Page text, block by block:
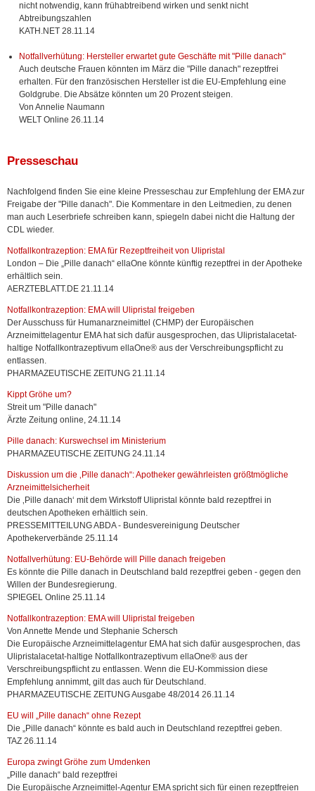
nicht notwendig, kann frühabtreibend wirken und senkt nicht
Abtreibungszahlen
KATH.NET 28.11.14
Notfallverhütung: Hersteller erwartet gute Geschäfte mit "Pille danach"
Auch deutsche Frauen könnten im März die "Pille danach" rezeptfrei
erhalten. Für den französischen Hersteller ist die EU-Empfehlung eine
Goldgrube. Die Absätze könnten um 20 Prozent steigen.
Von Annelie Naumann
WELT Online 26.11.14
Presseschau
Nachfolgend finden Sie eine kleine Presseschau zur Empfehlung der EMA zur
Freigabe der "Pille danach". Die Kommentare in den Leitmedien, zu denen
man auch Leserbriefe schreiben kann, spiegeln dabei nicht die Haltung der
CDL wieder.
Notfallkontrazeption: EMA für Rezeptfreiheit von Ulipristal
London – Die „Pille danach“ ellaOne könnte künftig rezeptfrei in der Apotheke
erhältlich sein.
AERZTEBLATT.DE 21.11.14
Notfallkontrazeption: EMA will Ulipristal freigeben
Der Ausschuss für Humanarzneimittel (CHMP) der Europäischen
Arzneimittelagentur EMA hat sich dafür ausgesprochen, das Ulipristalacetat-
haltige Notfallkontrazeptivum ellaOne® aus der Verschreibungspflicht zu
entlassen.
PHARMAZEUTISCHE ZEITUNG 21.11.14
Kippt Gröhe um?
Streit um "Pille danach"
Ärzte Zeitung online, 24.11.14
Pille danach: Kurswechsel im Ministerium
PHARMAZEUTISCHE ZEITUNG 24.11.14
Diskussion um die ‚Pille danach“: Apotheker gewährleisten größtmögliche
Arzneimittelsicherheit
Die ‚Pille danach‘ mit dem Wirkstoff Ulipristal könnte bald rezeptfrei in
deutschen Apotheken erhältlich sein.
PRESSEMITTEILUNG ABDA - Bundesvereinigung Deutscher
Apothekerverbände 25.11.14
Notfallverhütung: EU-Behörde will Pille danach freigeben
Es könnte die Pille danach in Deutschland bald rezeptfrei geben - gegen den
Willen der Bundesregierung.
SPIEGEL Online 25.11.14
Notfallkontrazeption: EMA will Ulipristal freigeben
Von Annette Mende und Stephanie Schersch
Die Europäische Arzneimittelagentur EMA hat sich dafür ausgesprochen, das
Ulipristalacetat-haltige Notfallkontrazeptivum ellaOne® aus der
Verschreibungspflicht zu entlassen. Wenn die EU-Kommission diese
Empfehlung annimmt, gilt das auch für Deutschland.
PHARMAZEUTISCHE ZEITUNG Ausgabe 48/2014 26.11.14
EU will „Pille danach“ ohne Rezept
Die „Pille danach“ könnte es bald auch in Deutschland rezeptfrei geben.
TAZ 26.11.14
Europa zwingt Gröhe zum Umdenken
„Pille danach“ bald rezeptfrei
Die Europäische Arzneimittel-Agentur EMA spricht sich für einen rezeptfreien